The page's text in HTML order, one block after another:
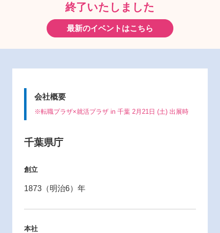
終了いたしました
最新のイベントはこちら
会社概要
※転職プラザ×就活プラザ in 千葉 2月21日 (土) 出展時
千葉県庁
創立
1873（明治6）年
本社